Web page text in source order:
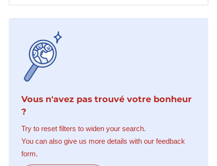
Vous n'avez pas trouvé votre bonheur
?
Try to reset filters to widen your search.
You can also give us more details with our feedback
form.